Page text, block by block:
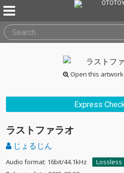
Open this
Express
ラストファラオ
じょるじん
Audio format: 16bit/44.1kHz
Lossless